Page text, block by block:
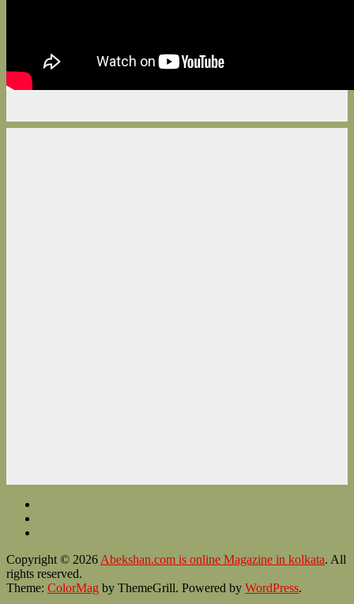
Copyright © 2026 Abekshan.com is online Magazine in kolkata. All
rights reserved.
Theme: ColorMag by ThemeGrill. Powered by WordPress.